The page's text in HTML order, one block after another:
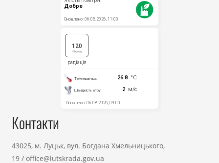
Контакти
43025, м. Луцьк, вул. Богдана Хмельницького,
19 / office@lutskrada.gov.ua